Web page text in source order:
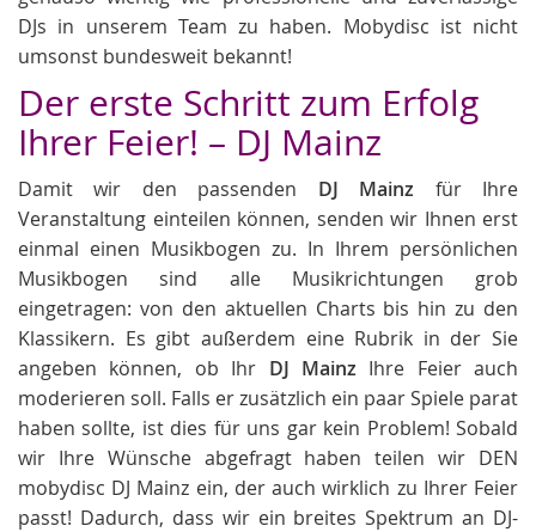
DJs in unserem Team zu haben. Mobydisc ist nicht
umsonst bundesweit bekannt!
Der erste Schritt zum Erfolg
Ihrer Feier! – DJ Mainz
Damit wir den passenden DJ Mainz für Ihre
Veranstaltung einteilen können, senden wir Ihnen erst
einmal einen Musikbogen zu. In Ihrem persönlichen
Musikbogen sind alle Musikrichtungen grob
eingetragen: von den aktuellen Charts bis hin zu den
Klassikern. Es gibt außerdem eine Rubrik in der Sie
angeben können, ob Ihr DJ Mainz Ihre Feier auch
moderieren soll. Falls er zusätzlich ein paar Spiele parat
haben sollte, ist dies für uns gar kein Problem! Sobald
wir Ihre Wünsche abgefragt haben teilen wir DEN
mobydisc DJ Mainz ein, der auch wirklich zu Ihrer Feier
passt! Dadurch, dass wir ein breites Spektrum an DJ-